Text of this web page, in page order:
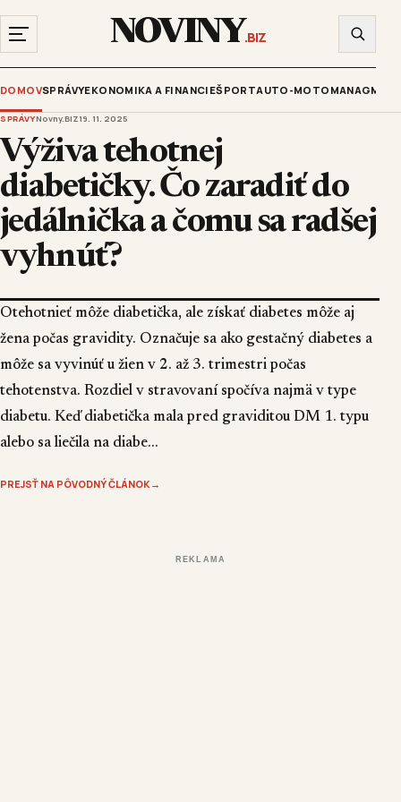
NOVINY.BIZ
DOMOVSPRÁVYEKONOMIKA A FINANCIEŠPORTAUTO-MOTO
SPRÁVYNovny.BIZ19. 11. 2025
Výživa tehotnej
diabetičky. Čo zaradiť do
jedálnička a čomu sa radšej
vyhnúť?
Otehotnieť môže diabetička, ale získať diabetes môže aj
žena počas gravidity. Označuje sa ako gestačný diabetes a
môže sa vyvinúť u žien v 2. až 3. trimestri počas
tehotenstva. Rozdiel v stravovaní spočíva najmä v type
diabetu. Keď diabetička mala pred graviditou DM 1. typu
alebo sa liečila na diabe...
PREJSŤ NA PÔVODNÝ ČLÁNOK →
REKLAMA